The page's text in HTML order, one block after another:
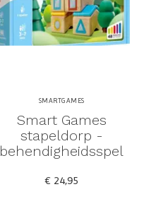
SMARTGAMES
Smart Games
stapeldorp -
behendigheidsspel
€ 24,95